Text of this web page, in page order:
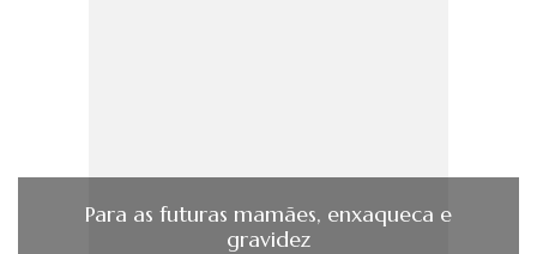
Para as futuras mamães, enxaqueca e
gravidez